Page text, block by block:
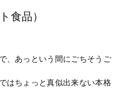
食品）
、あっという間にごちそうご
はちょっと真似出来ない本格